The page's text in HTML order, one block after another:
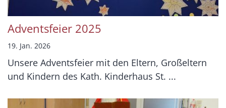
Adventsfeier 2025
19. Jan. 2026
Unsere Adventsfeier mit den Eltern, Großeltern
und Kindern des Kath. Kinderhaus St. ...